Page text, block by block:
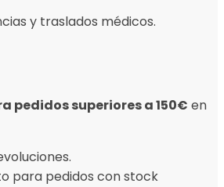
y traslados médicos.
pedidos superiores a 150€ en
para pedidos con stock